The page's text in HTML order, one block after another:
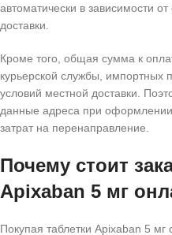
автоматически в зависимости
доставки.
Кроме того, общая сумма к
курьерской службы,
условий местной доставки.
данные адреса при
затрат на перенаправление.
Почему стоит
Apixaban 5 мг
Покупая таблетки Apixaban 5